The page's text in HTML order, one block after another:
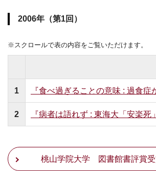
2006年（第1回）
※スクロールで表の内容をご覧いただけます。
1 『食べ過ぎることの意味 : 過食
2 『病者は語れず : 東海大「安楽
桃山学院大学 図書館書評賞受